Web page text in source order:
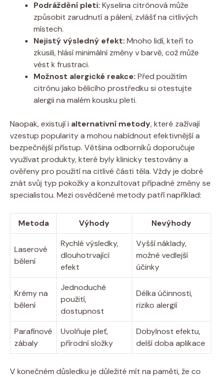
Podráždění pleti: Kyselina citrónová může
způsobit zarudnutí a pálení, zvlášť na citlivých
místech.
Nejistý výsledný efekt: Mnoho lidí, kteří to
zkusili, hlásí minimální změny v barvě, což může
vést k frustraci.
Možnost alergické reakce: Před použitím
citrónu jako bělicího prostředku si otestujte
alergii na malém kousku pleti.
Naopak, existují i alternativní metody, které zažívají
vzestup popularity a mohou nabídnout efektivnější a
bezpečnější přístup. Většina odborníků doporučuje
využívat produkty, které byly klinicky testovány a
ověřeny pro použití na citlivé části těla. Vždy je dobré
znát svůj typ pokožky a konzultovat případné změny se
specialistou. Mezi osvědčené metody patří například:
Metoda Výhody Nevýhody
Laserové
bělení
Rychlé výsledky,
dlouhotrvající
efekt
Vyšší náklady,
možné vedlejší
účinky
Krémy na
bělení
Jednoduché
použití,
dostupnost
Délka účinnosti,
riziko alergií
Parafínové
zábaly
Uvolňuje pleť,
přírodní složky
Dobylnost efektu,
delší doba aplikace
V konečném důsledku je důležité mít na paměti, že co